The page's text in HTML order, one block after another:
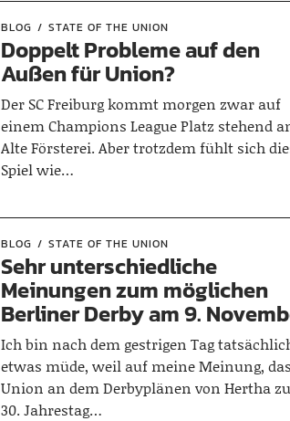
BLOG STATE OF THE UNION
Doppelt Probleme auf den
Außen für Union?
Der SC Freiburg kommt morgen zwar auf
einem Champions League Platz stehend
Alte Försterei. Aber trotzdem fühlt sich
Spiel wie…
BLOG STATE OF THE UNION
Sehr unterschiedliche
Meinungen zum möglichen
Berliner Derby am 9.
Ich bin nach dem gestrigen Tag
etwas müde, weil auf meine Meinung,
Union an dem Derbyplänen von Hertha
30. Jahrestag…